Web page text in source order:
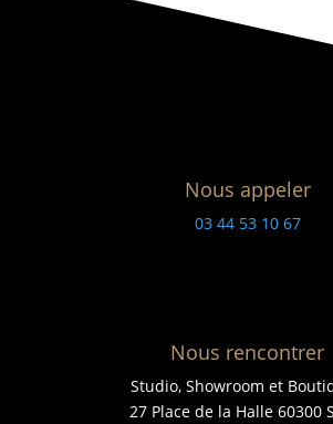
Nous appeler
03 44 53 10 67
Nous rencontrer
Studio, Showroom et
27 Place de la Halle 60300